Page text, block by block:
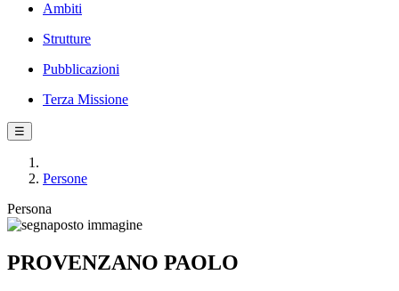
Ambiti
Strutture
Pubblicazioni
Terza Missione
☰
Persone
Persona
PROVENZANO PAOLO